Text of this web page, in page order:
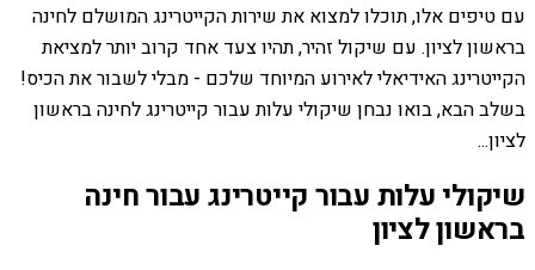
עם טיפים אלו, תוכלו למצוא את שירות הקייטרינג המושלם לחינה
בראשון לציון. עם שיקול זהיר, תהיו צעד אחד קרוב יותר למציאת
הקייטרינג האידיאלי לאירוע המיוחד שלכם - מבלי לשבור את הכיס!
בשלב הבא, בואו נבחן שיקולי עלות עבור קייטרינג לחינה בראשון
לציון...
שיקולי עלות עבור קייטרינג עבור חינה
בראשון לציון